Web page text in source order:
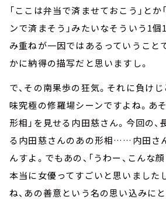
「ここは弁当で済ませておこう」とか
ンで済まそう」みたいなそういう1
み重ねが一因ではあるっていうこと
かに納得の描写だと思いますし。
で、その南果歩の狂気。それに負け
味究極の修羅場シーンですよね。あ
形相」を見せる内田慈さん。今回の
る内田慈さんのあの形相……内田さ
んすよ。でもあの、「うわー、こんな顔
本当に女優ってすごいと思いました
ね、あの善意という名の思い込みに